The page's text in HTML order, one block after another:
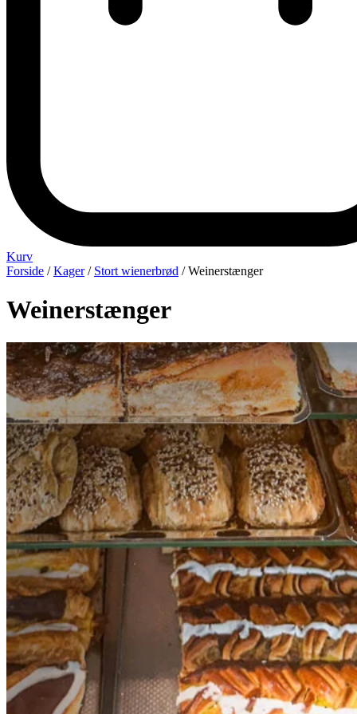
Kurv
Forside /Kager/ Stort wienerbrød / Weinerstænger
Weinerstænger